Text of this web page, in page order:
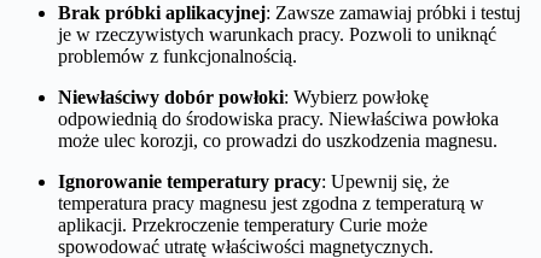
Brak próbki aplikacyjnej: Zawsze zamawiaj próbki i testuj
je w rzeczywistych warunkach pracy. Pozwoli to uniknąć
problemów z funkcjonalnością.
Niewłaściwy dobór powłoki: Wybierz powłokę
odpowiednią do środowiska pracy. Niewłaściwa powłoka
może ulec korozji, co prowadzi do uszkodzenia magnesu.
Ignorowanie temperatury pracy: Upewnij się, że
temperatura pracy magnesu jest zgodna z temperaturą w
aplikacji. Przekroczenie temperatury Curie może
spowodować utratę właściwości magnetycznych.